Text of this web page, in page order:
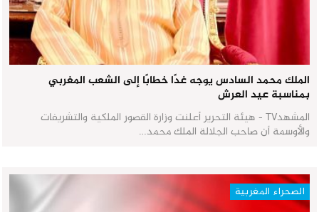
الملك محمد السادس يوجه غدًا خطابًا إلى الشعب المغربي
بمناسبة عيد العرش
المشهدTV - هيئة التحرير أعلنت وزارة القصور الملكية والتشريفات
والأوسمة أن صاحب الجلالة الملك محمد…
الصحراء المغربية